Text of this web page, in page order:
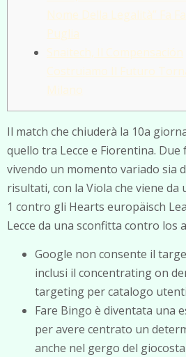
Nome Della Legalità” Fa
Puglia
Snaitech, Il Compensación
Costruiamo Il Futuro
Milano
Il match che chiuderà la 10a
quello tra Lecce e Fiorentina.
vivendo un momento variado sia
risultati, con la Viola che viene
1 contro gli Hearts europäisch
Lecce da una sconfitta contro los
Google non consente il
inclusi il concentrating on
targeting per catalogo
Fare Bingo è diventata una
per avere centrato un
anche nel gergo del